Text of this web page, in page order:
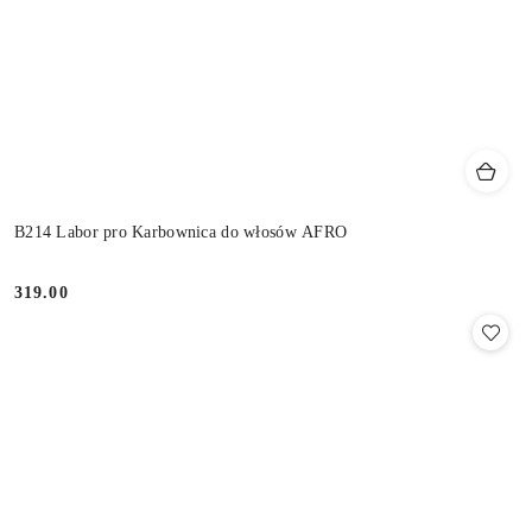
B214 Labor pro Karbownica do włosów AFRO
Cena:
319.00